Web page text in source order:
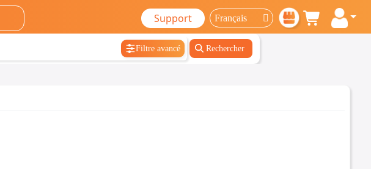
Support
Filtre avancé Rechercher